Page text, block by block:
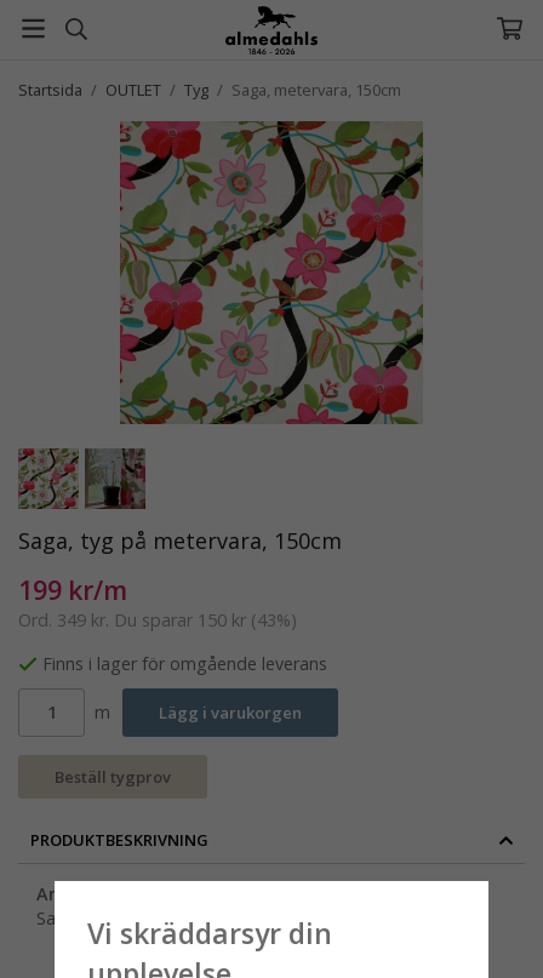
Startsida / OUTLET / Tyg / Saga, metervara, 150cm
Saga, tyg på metervara, 150cm
199 kr/m
Ord. 349 kr. Du sparar 150 kr (43%)
Finns i lager för omgående leverans
m Lägg i varukorgen
Beställ tygprov
PRODUKTBESKRIVNING
Antal meter per rulle: 20 st
Saga, tyg på metervara, 150 cm
Vi skräddarsyr din